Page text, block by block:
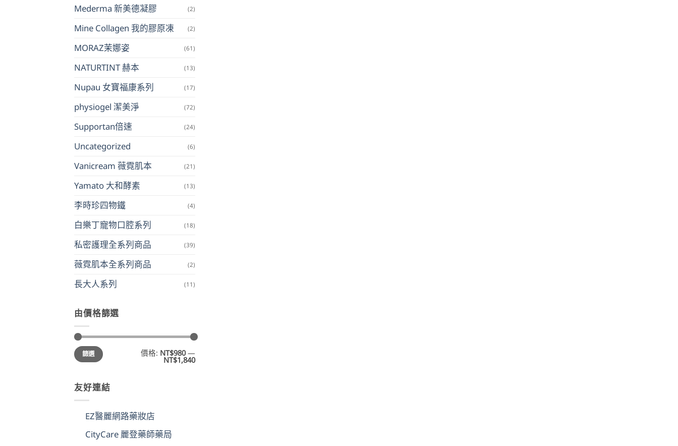
Mederma 新美德凝膠 (2)
Mine Collagen 我的膠原凍 (2)
MORAZ茉娜姿 (61)
NATURTINT 赫本 (13)
Nupau 女寶福康系列 (17)
physiogel 潔美淨 (72)
Supportan倍速 (24)
Uncategorized (6)
Vanicream 薇霓肌本 (21)
Yamato 大和酵素 (13)
李時珍四物鐵 (4)
白樂丁寵物口腔系列 (18)
私密護理全系列商品 (39)
薇霓肌本全系列商品 (2)
長大人系列 (11)
由價格篩選
最
低
價
最
高
價
篩選 價格: NT$980—
NT$1,840
友好連結
EZ醫麗網路藥妝店
CityCare 麗登藥師藥局